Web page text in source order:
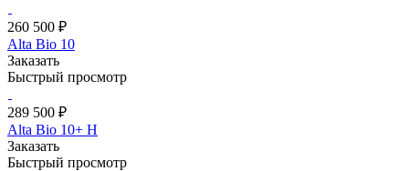
260 500 ₽
Alta Bio 10
Заказать
Быстрый просмотр
289 500 ₽
Alta Bio 10+ Н
Заказать
Быстрый просмотр